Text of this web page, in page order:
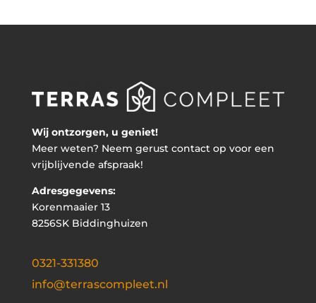
Wij ontzorgen, u geniet!
Meer weten? Neem gerust contact op voor een
vrijblijvende afspraak!
Adresgegevens:
Korenmaaier 13
8256SK Biddinghuizen
0321-331380
info@terrascompleet.nl